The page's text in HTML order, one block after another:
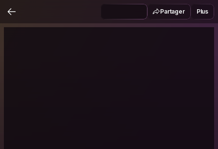
Partager Plus